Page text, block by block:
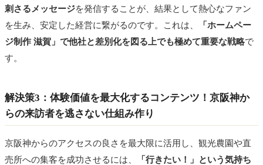
刺さるメッセージを発信することが、結果として熱心なファン
を生み、安定した経営に繋がるのです。これは、
「ホームペー
ジ制作 滋賀」で他社と差別化を図る上でも極めて重要な戦略で
す。
解決策3：体験価値を最大化するコンテンツ！京阪神か
らの来訪者を逃さない仕組み作り
京阪神からのアクセスの良さを最大限に活用し、観光農園や直
売所への集客を成功させるには、
「行きたい！」という気持ち